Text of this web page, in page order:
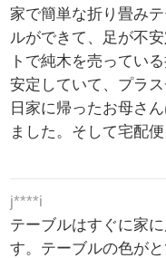
家で簡単な折り畳み
ルができて、足が不
トで純木を売ってい
安定していて、プラ
日家に帰ったお母さ
ました。そして宅配
j****i
テーブルはすぐに家
す。テーブルの色が